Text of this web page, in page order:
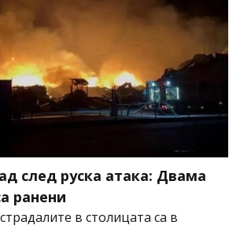
след руска атака: Двама
ранени
в столицата са в